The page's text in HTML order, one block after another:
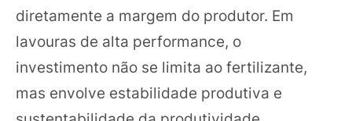
diretamente a margem do produtor. Em
lavouras de alta performance, o
investimento não se limita ao fertilizante,
mas envolve estabilidade produtiva e